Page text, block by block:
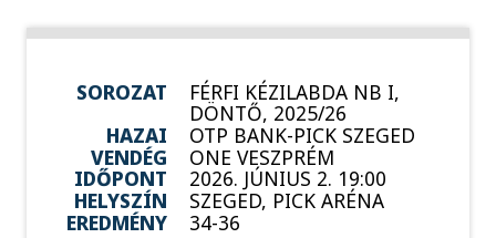
SOROZAT FÉRFI KÉZILABDA NB I,
DÖNTŐ, 2025/26
HAZAI
OTP BANK-PICK SZEGED
VENDÉG
ONE VESZPRÉM
IDŐPONT
2026. JÚNIUS 2. 19:00
HELYSZÍN
SZEGED, PICK ARÉNA
EREDMÉNY
34-36